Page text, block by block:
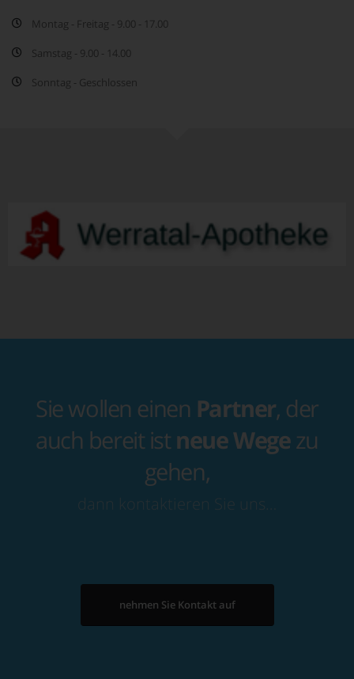
Montag - Freitag - 9.00 - 17.00
Samstag - 9.00 - 14.00
Sonntag - Geschlossen
Sie wollen einen Partner, der
auch bereit ist neue Wegezu
gehen,
dann kontaktieren Sie uns…
nehmen Sie Kontakt auf